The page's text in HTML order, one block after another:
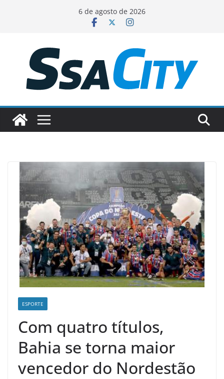
conteúdo
6 de agosto de 2026
ESPORTE
Com quatro títulos,
Bahia se torna maior
vencedor do Nordestão